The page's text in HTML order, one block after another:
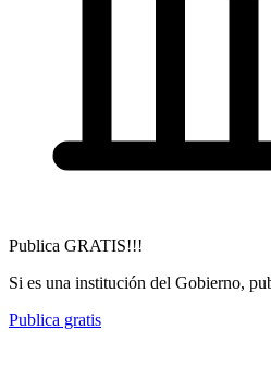
Publica GRATIS!!!
Si es una institución del Gobierno,
Publica gratis